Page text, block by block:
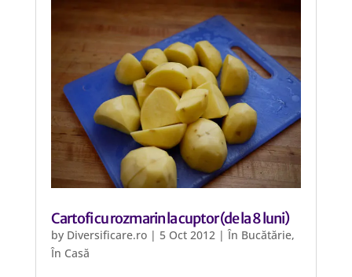
Cartofi cu rozmarin la cuptor (de la 8 luni)
by Diversificare.ro| 5 Oct 2012| În Bucătărie,
În Casă